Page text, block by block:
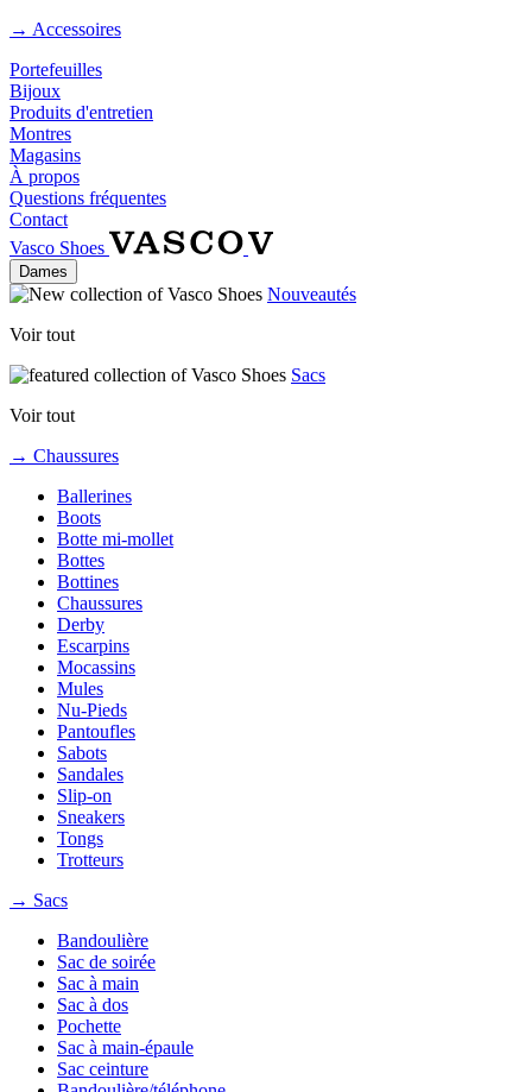
→ Accessoires
Portefeuilles
Bijoux
Produits d'entretien
Montres
Magasins
À propos
Questions fréquentes
Contact
Vasco Shoes
Dames
Nouveautés
Voir tout
Sacs
Voir tout
→ Chaussures
Ballerines
Boots
Botte mi-mollet
Bottes
Bottines
Chaussures
Derby
Escarpins
Mocassins
Mules
Nu-Pieds
Pantoufles
Sabots
Sandales
Slip-on
Sneakers
Tongs
Trotteurs
→ Sacs
Bandoulière
Sac de soirée
Sac à main
Sac à dos
Pochette
Sac à main-épaule
Sac ceinture